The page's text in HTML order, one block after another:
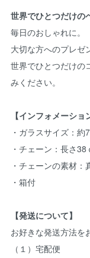
世界でひとつだけの
毎日のおしゃれに。
大切な方へのプレゼ
世界でひとつだけの
みください。
【インフォメーショ
・ガラスサイズ：約
・チェーン：長さ
・チェーンの素材
・箱付
【発送について】
お好きな発送方法を
（１）宅配便